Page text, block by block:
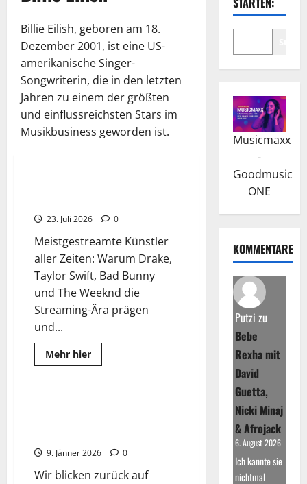
Billie Eilish, geboren am 18.
Dezember 2001, ist eine US-
amerikanische Singer-
Songwriterin, die in den letzten
Jahren zu einem der größten
und einflussreichsten Stars im
Musikbusiness geworden ist.
23. Juli 2026 0
Meistgestreamte Künstler
aller Zeiten: Warum Drake,
Taylor Swift, Bad Bunny
und The Weeknd die
Streaming-Ära prägen
und...
Mehr hierRead
more
2025
Best Of
Wissenswertes
9. Jänner 2026 0
Wir blicken zurück auf
Musicmaxx
-
Goodmusic
ONE
KOMMENTARE
Putzi zu
Bebe
Rexha mit
David
Guetta,
Nicki Minaj
& Afrojack
6. August 2026
Ich kannte sie
nichtmal